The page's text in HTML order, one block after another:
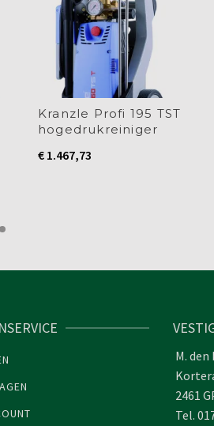
Kranzle Profi 195 TST
hogedrukreiniger
€ 1.467,73
M. den
2461
Tel.